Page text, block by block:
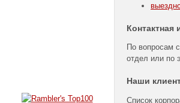
По вопросам
отдел или по
Наши
Список